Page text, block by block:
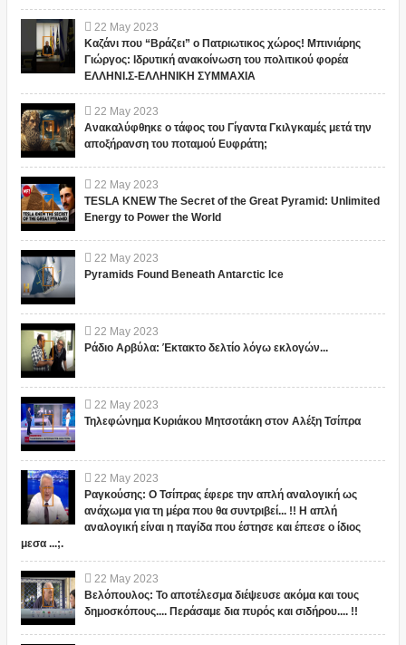
22 May 2023
Καζάνι που “Βράζει” ο Πατριωτικος χώρος! Μπινιάρης
Γιώργος: Ιδρυτική ανακοίνωση του πολιτικού φορέα
ΕΛΛΗΝΙ.Σ-ΕΛΛΗΝΙΚΗ ΣΥΜΜΑΧΙΑ
22 May 2023
Ανακαλύφθηκε ο τάφος του Γίγαντα Γκιλγκαμές μετά την
αποξήρανση του ποταμού Ευφράτη;
22 May 2023
TESLA KNEW The Secret of the Great Pyramid: Unlimited
Energy to Power the World
22 May 2023
Pyramids Found Beneath Antarctic Ice
22 May 2023
Ράδιο Αρβύλα: Έκτακτο δελτίο λόγω εκλογών...
22 May 2023
Τηλεφώνημα Κυριάκου Μητσοτάκη στον Αλέξη Τσίπρα
22 May 2023
Ραγκούσης: Ο Τσίπρας έφερε την απλή αναλογική ως
ανάχωμα για τη μέρα που θα συντριβεί... !! Η απλή
αναλογική είναι η παγίδα που έστησε και έπεσε ο ίδιος
μεσα ...;.
22 May 2023
Βελόπουλος: Το αποτέλεσμα διέψευσε ακόμα και τους
δημοσκόπους.... Περάσαμε δια πυρός και σιδήρου.... !!